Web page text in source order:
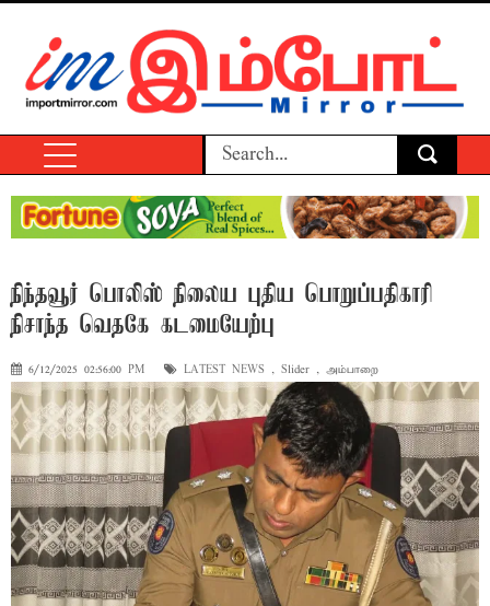
நிந்தவூர் பொலிஸ் நிலைய புதிய பொறுப்பதிகாரி
நிசாந்த வெதகே கடமையேற்பு
6/12/2025 02:56:00 PM LATEST NEWS , Slider , அம்பாறை